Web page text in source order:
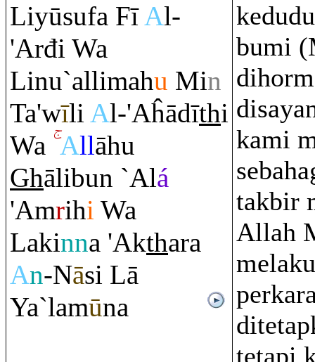
Liyūsufa FīAl-
'Arđi Wa
Linu`allimahu Min
Ta'wīli Al-'Aĥādīthi
Wa Allāhu
Ghālibun `Alá
'Amrihi Wa
Lakinna 'Akthara
An-Nāsi Lā
Ya`lamūna
bumi
kami
takbir
Allah
tetapi